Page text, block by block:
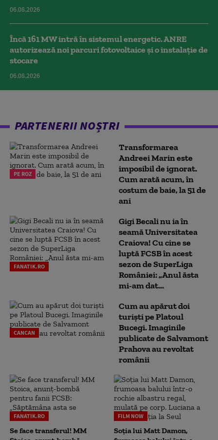
06.08.2026
Încă 161 MW intră în sistemul energetic. ANRE
autorizează noi parcuri fotovoltaice și o instalație de
stocare
06.08.2026
PARTENERII NOȘTRI
PE ROZ
Transformarea
Andreei Marin este
imposibil de ignorat.
Cum arată acum, în
costum de baie, la 51 de
ani
FANATIK.RO
Gigi Becali nu ia în
seamă Universitatea
Craiova! Cu cine se
luptă FCSB în acest
sezon de SuperLiga
României: „Anul ăsta
mi-am dat...
CANCAN
Cum au apărut doi
turiști pe Platoul
Bucegi. Imaginile
publicate de Salvamont
Prahova au revoltat
românii
FANATIK.RO
Se face transferul! MM
FILM NOW
Soția lui Matt Damon,